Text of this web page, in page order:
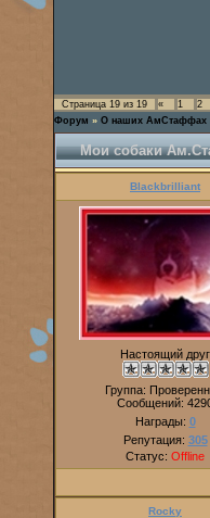
Страница 19 из 19 « 1 2
Форум » О наших АмСтаффах
Мои собаки
Blackbrilliant
Настоящий друг
Группа:
Сообщений:
Награды: 0
Репутация: 305
Статус: Offline
Rocky